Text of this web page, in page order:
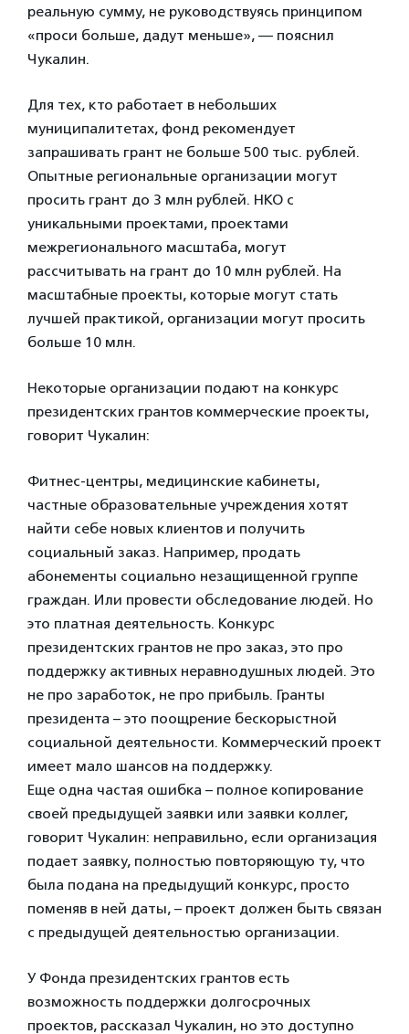
реальную сумму, не руководствуясь принципом
«проси больше, дадут меньше», — пояснил
Чукалин.
Для тех, кто работает в небольших
муниципалитетах, фонд рекомендует
запрашивать грант не больше 500 тыс. рублей.
Опытные региональные организации могут
просить грант до 3 млн рублей. НКО с
уникальными проектами, проектами
межрегионального масштаба, могут
рассчитывать на грант до 10 млн рублей. На
масштабные проекты, которые могут стать
лучшей практикой, организации могут просить
больше 10 млн.
Некоторые организации подают на конкурс
президентских грантов коммерческие проекты,
говорит Чукалин:
Фитнес-центры, медицинские кабинеты,
частные образовательные учреждения хотят
найти себе новых клиентов и получить
социальный заказ. Например, продать
абонементы социально незащищенной группе
граждан. Или провести обследование людей. Но
это платная деятельность. Конкурс
президентских грантов не про заказ, это про
поддержку активных неравнодушных людей. Это
не про заработок, не про прибыль. Гранты
президента – это поощрение бескорыстной
социальной деятельности. Коммерческий проект
имеет мало шансов на поддержку.
Еще одна частая ошибка – полное копирование
своей предыдущей заявки или заявки коллег,
говорит Чукалин: неправильно, если организация
подает заявку, полностью повторяющую ту, что
была подана на предыдущий конкурс, просто
поменяв в ней даты, – проект должен быть связан
с предыдущей деятельностью организации.
У Фонда президентских грантов есть
возможность поддержки долгосрочных
проектов, рассказал Чукалин, но это доступно